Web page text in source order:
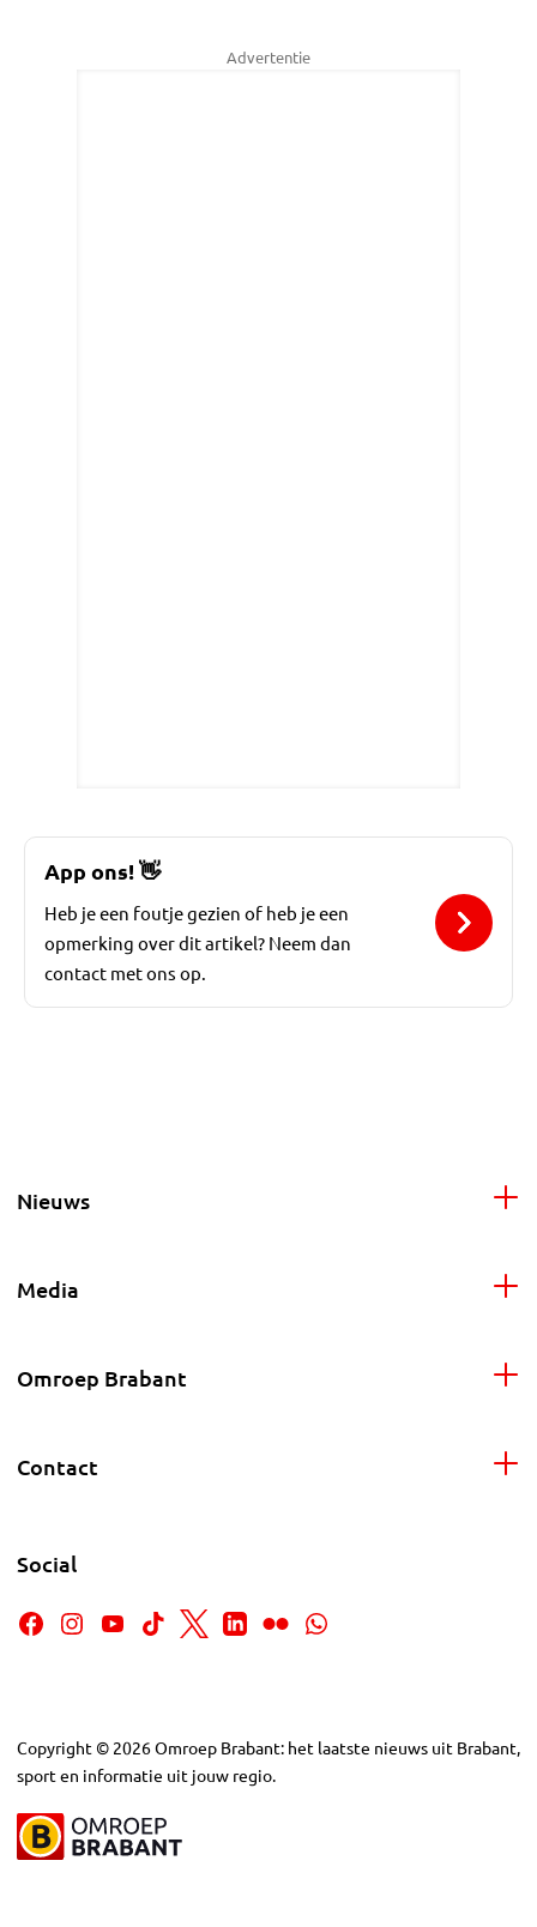
Advertentie
App ons!👋
Heb je een foutje gezien of heb je een
opmerking over dit artikel? Neem dan
contact met ons op.
Nieuws
Media
Omroep Brabant
Contact
Social
Copyright © 2026Omroep Brabant: het laatste nieuws uit Brabant,
sport en informatie uit jouw regio.